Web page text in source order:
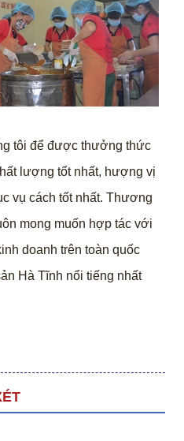
tôi để được thưởng thức
lượng tốt nhất, hượng vị
vụ cách tốt nhất. Thương
mong muốn hợp tác với
doanh trên toàn quốc
Hà Tĩnh nổi tiếng nhất